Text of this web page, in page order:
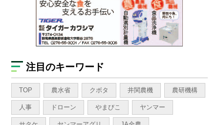
注目のキーワード
TOP 農水省 クボタ 井関農機 農研機構
人事 ドローン やまびこ ヤンマー